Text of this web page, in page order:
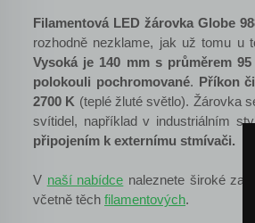
Filamentová LED žárovka Globe
rozhodně nezklame, jak už tomu u
Vysoká je 140 mm s průměrem 95
polokouli pochromované. Příkon
2700 K (teplé žluté světlo). Žárovka
svítidel, například v industriálním
připojením k externímu stmívači.
V naší nabídce naleznete široké
včetně těch filamentových.